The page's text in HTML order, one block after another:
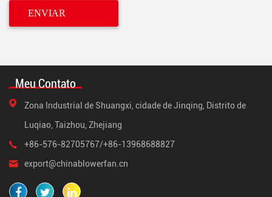
Meu Contato
Zona Industrial de Shuangxi, cidade de Jinqing, Distrito de
Luqiao, Taizhou, Zhejiang
+86-576-82705767/+86-13968688827
export@chinablowerfan.cn